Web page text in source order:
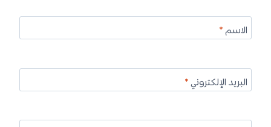
الاسم*
البريد الإلكتروني*